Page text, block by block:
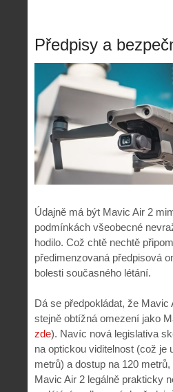
Předpisy a
Údajně má být Mavic Air 2
podmínkách všeobecné
hodilo. Což chtě nechtě
předimenzovaná předpisová
bolesti současného létání.
Dá se předpokládat, že
stejně obtížná omezení jako
zde). Navíc nová legislativa
na optickou viditelnost (což je
metrů) a dostup na 120
Mavic Air 2 legálně prakticky